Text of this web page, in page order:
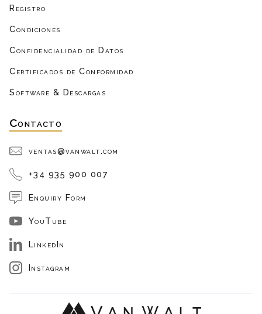
Registro
Condiciones
Confidencialidad de Datos
Certificados de Conformidad
Software & Descargas
Contacto
ventas@vanwalt.com
+34 935 900 007
Enquiry Form
YouTube
LinkedIn
Instagram